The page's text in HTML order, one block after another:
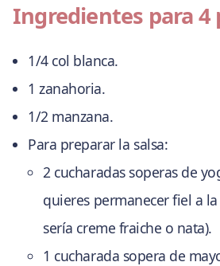
Ingredientes para 4
1/4 col blanca.
1 zanahoria.
1/2 manzana.
Para preparar la salsa:
2 cucharadas soperas de
quieres permanecer fiel a
sería creme fraiche o nata).
1 cucharada sopera de